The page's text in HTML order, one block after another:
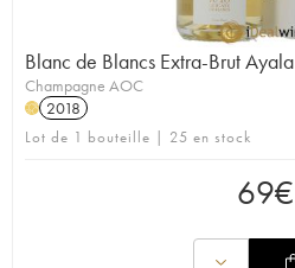
Blanc de Blancs Extra-Brut Ayala
Champagne AOC
H 2018
Lot de 1 bouteille | 25 en stock
69€